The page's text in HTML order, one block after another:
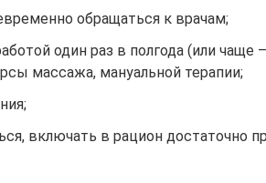
обращаться к врачам;
один раз в полгода (или чаще
массажа, мануальной терапии;
включать в рацион достаточно